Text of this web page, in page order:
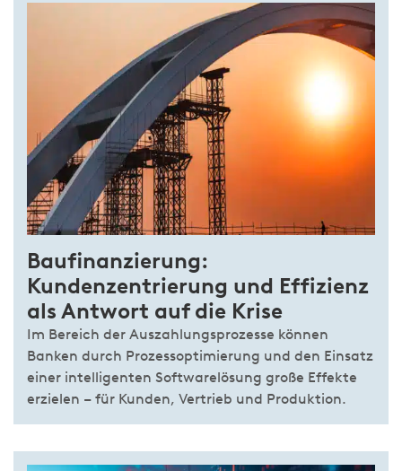
Baufinanzierung:
Kundenzentrierung und Effizienz
als Antwort auf die Krise
Im Bereich der Auszahlungsprozesse können
Banken durch Prozessoptimierung und den Einsatz
einer intelligenten Softwarelösung große Effekte
erzielen – für Kunden, Vertrieb und Produktion.